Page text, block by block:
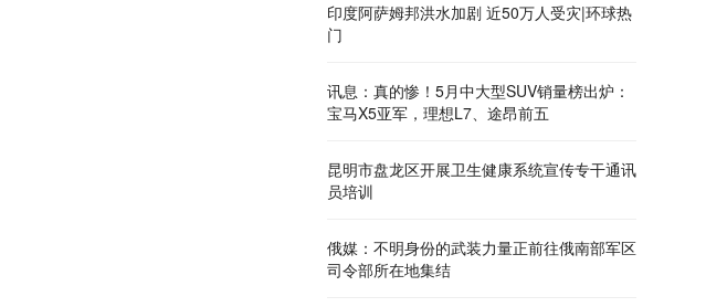
印度阿萨姆邦洪水加剧 近50万人受灾|环球热
门
讯息：真的惨！5月中大型SUV销量榜出炉：
宝马X5亚军，理想L7、途昂前五
昆明市盘龙区开展卫生健康系统宣传专干通讯
员培训
俄媒：不明身份的武装力量正前往俄南部军区
司令部所在地集结